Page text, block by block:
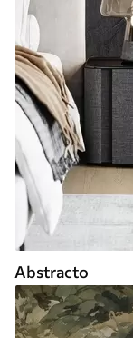
Abstracto